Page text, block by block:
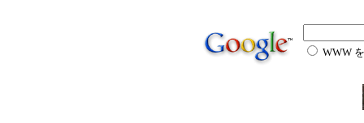
WWW